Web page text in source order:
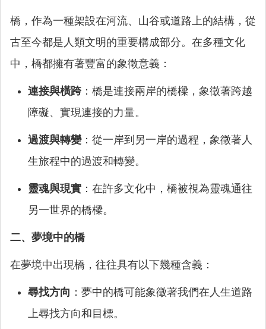
橋，作為一種架設在河流、山谷或道路上的結構，從
古至今都是人類文明的重要構成部分。在多種文化
中，橋都擁有著豐富的象徵意義：
連接與橫跨：橋是連接兩岸的橋樑，象徵著跨越
障礙、實現連接的力量。
過渡與轉變：從一岸到另一岸的過程，象徵著人
生旅程中的過渡和轉變。
靈魂與現實 ：在許多文化中，橋被視為靈魂通往
另一世界的橋樑。
二、夢境中的橋
在夢境中出現橋，往往具有以下幾種含義：
尋找方向 ：夢中的橋可能象徵著我們在人生道路
上尋找方向和目標。